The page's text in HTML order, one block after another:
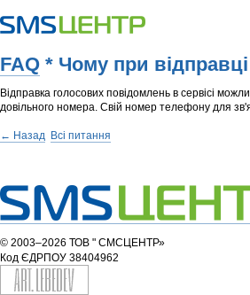
FAQ * Чому при
Відправка голосових повідомлень в сервісі
довільного номера. Свій номер телефону для
← Назад Всі питання
© 2003–2026 ТОВ " СМСЦЕНТР»
Код ЄДРПОУ 38404962